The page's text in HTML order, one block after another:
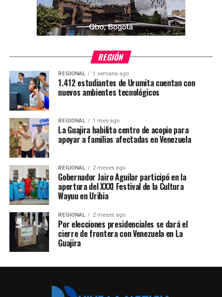
REGIÓN
REGIONAL 1 semana ago
1.412 estudiantes de Urumita cuentan con
nuevos ambientes tecnológicos
REGIONAL 1 mes ago
La Guajira habilita centro de acopio para
apoyar a familias afectadas en Venezuela
REGIONAL 2 meses ago
Gobernador Jairo Aguilar participó en la
apertura del XXXI Festival de la Cultura
Wayuu en Uribia
REGIONAL 2 meses ago
Por elecciones presidenciales se dará el
cierre de frontera con Venezuela en La
Guajira